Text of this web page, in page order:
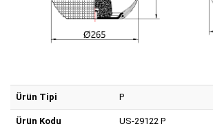
Ürün Tipi P
Ürün Kodu US-29122 P